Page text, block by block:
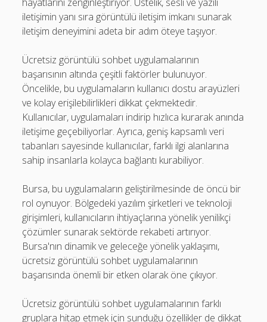
iletişimin yanı sıra görüntülü iletişim imkanı sunarak
iletişim deneyimini adeta bir adım öteye taşıyor.
Ücretsiz görüntülü sohbet uygulamalarının
başarısının altında çeşitli faktörler bulunuyor.
Öncelikle, bu uygulamaların kullanıcı dostu arayüzleri
ve kolay erişilebilirlikleri dikkat çekmektedir.
Kullanıcılar, uygulamaları indirip hızlıca kurarak anında
iletişime geçebiliyorlar. Ayrıca, geniş kapsamlı veri
tabanları sayesinde kullanıcılar, farklı ilgi alanlarına
sahip insanlarla kolayca bağlantı kurabiliyor.
Bursa, bu uygulamaların geliştirilmesinde de öncü bir
rol oynuyor. Bölgedeki yazılım şirketleri ve teknoloji
girişimleri, kullanıcıların ihtiyaçlarına yönelik yenilikçi
çözümler sunarak sektörde rekabeti artırıyor.
Bursa'nın dinamik ve geleceğe yönelik yaklaşımı,
ücretsiz görüntülü sohbet uygulamalarının
başarısında önemli bir etken olarak öne çıkıyor.
Ücretsiz görüntülü sohbet uygulamalarının farklı
gruplara hitap etmek için sunduğu özellikler de dikkat